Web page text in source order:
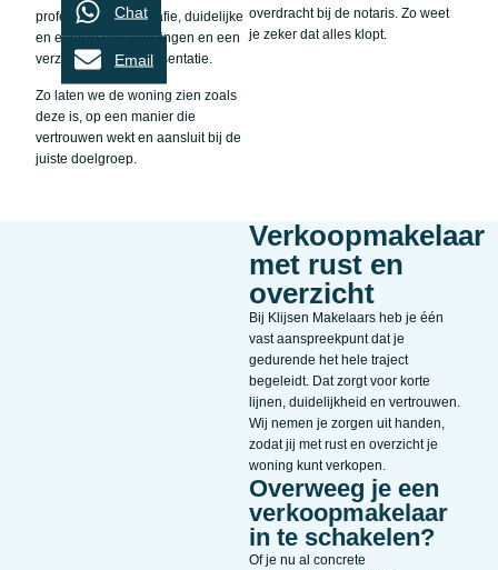
overdracht bij de notaris. Zo weet
je zeker dat alles klopt.
professionele fotografie, duidelijke
en eerlijke omschrijvingen en een
verzorgde online presentatie.
Zo laten we de woning zien zoals
deze is, op een manier die
vertrouwen wekt en aansluit bij de
juiste doelgroep.
Verkoopmakelaar
met rust en
overzicht
Bij Klijsen Makelaars heb je één
vast aanspreekpunt dat je
gedurende het hele traject
begeleidt. Dat zorgt voor korte
lijnen, duidelijkheid en vertrouwen.
Wij nemen je zorgen uit handen,
zodat jij met rust en overzicht je
woning kunt verkopen.
Overweeg je een
verkoopmakelaar
in te schakelen?
Of je nu al concrete
Chat
Email